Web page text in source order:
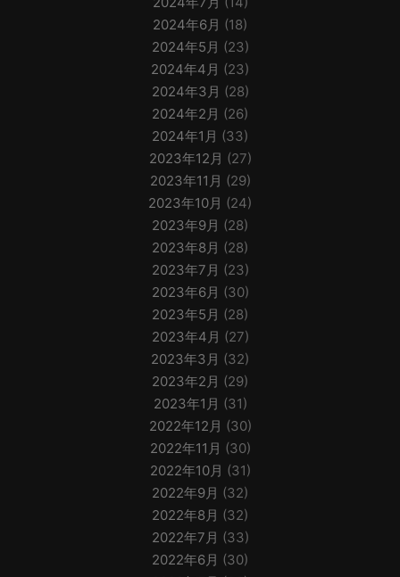
2024年6月 (18)
2024年5月 (23)
2024年4月 (23)
2024年3月 (28)
2024年2月 (26)
2024年1月 (33)
2023年12月 (27)
2023年11月 (29)
2023年10月 (24)
2023年9月 (28)
2023年8月 (28)
2023年7月 (23)
2023年6月 (30)
2023年5月 (28)
2023年4月 (27)
2023年3月 (32)
2023年2月 (29)
2023年1月 (31)
2022年12月 (30)
2022年11月 (30)
2022年10月 (31)
2022年9月 (32)
2022年8月 (32)
2022年7月 (33)
2022年6月 (30)